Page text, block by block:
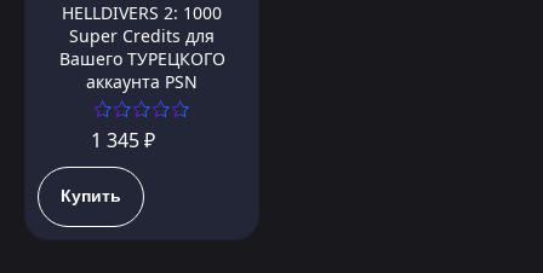
HELLDIVERS 2: 1000
Super Credits для
Вашего ТУРЕЦКОГО
аккаунта PSN
1 345 ₽
Купить